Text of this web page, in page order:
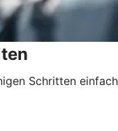
Schritten einfach